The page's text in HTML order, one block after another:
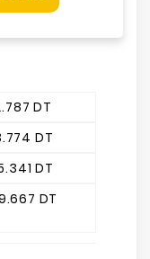
DT
DT
DT
DT